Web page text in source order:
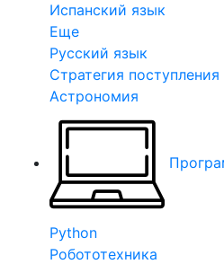
Испанский язык
Еще
Русский язык
Стратегия поступления
Астрономия
Python
Робототехника